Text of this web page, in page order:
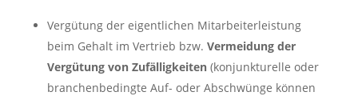
Vergütung der eigentlichen Mitarbeiterleistung
beim Gehalt im Vertrieb bzw. Vermeidung der
Vergütung von Zufälligkeiten(konjunkturelle oder
branchenbedingte Auf- oder Abschwünge können